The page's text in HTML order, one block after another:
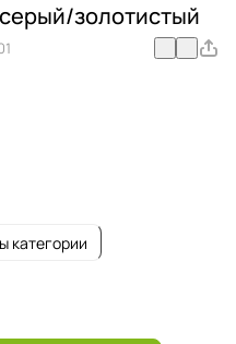
золотистый
категории